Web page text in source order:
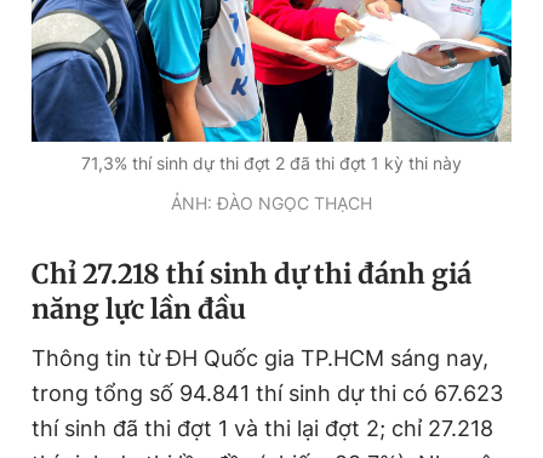
71,3% thí sinh dự thi đợt 2 đã thi đợt 1 kỳ thi này
ẢNH: ĐÀO NGỌC THẠCH
Chỉ 27.218 thí sinh dự thi đánh giá
năng lực lần đầu
Thông tin từ ĐH Quốc gia TP.HCM sáng nay,
trong tổng số 94.841 thí sinh dự thi có 67.623
thí sinh đã thi đợt 1 và thi lại đợt 2; chỉ 27.218